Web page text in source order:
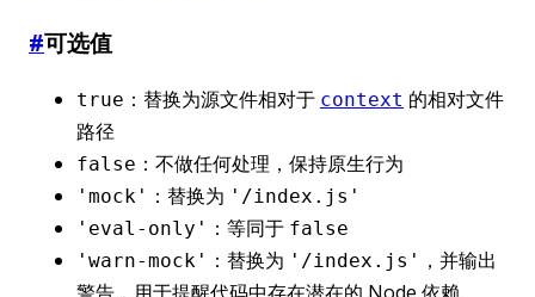
#可选值
true ：替换为源文件相对于 context 的相对文件
路径
false ：不做任何处理，保持原生行为
'mock' ：替换为 '/index.js'
'eval-only' ：等同于 false
'warn-mock' ：替换为 '/index.js' ，并输出